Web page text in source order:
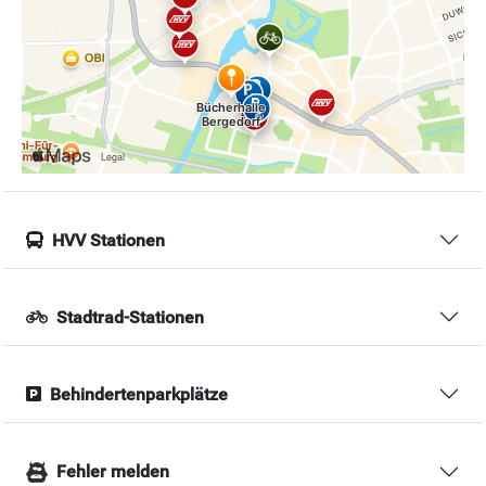
HVV Stationen
Stadtrad-Stationen
Behindertenparkplätze
Fehler melden